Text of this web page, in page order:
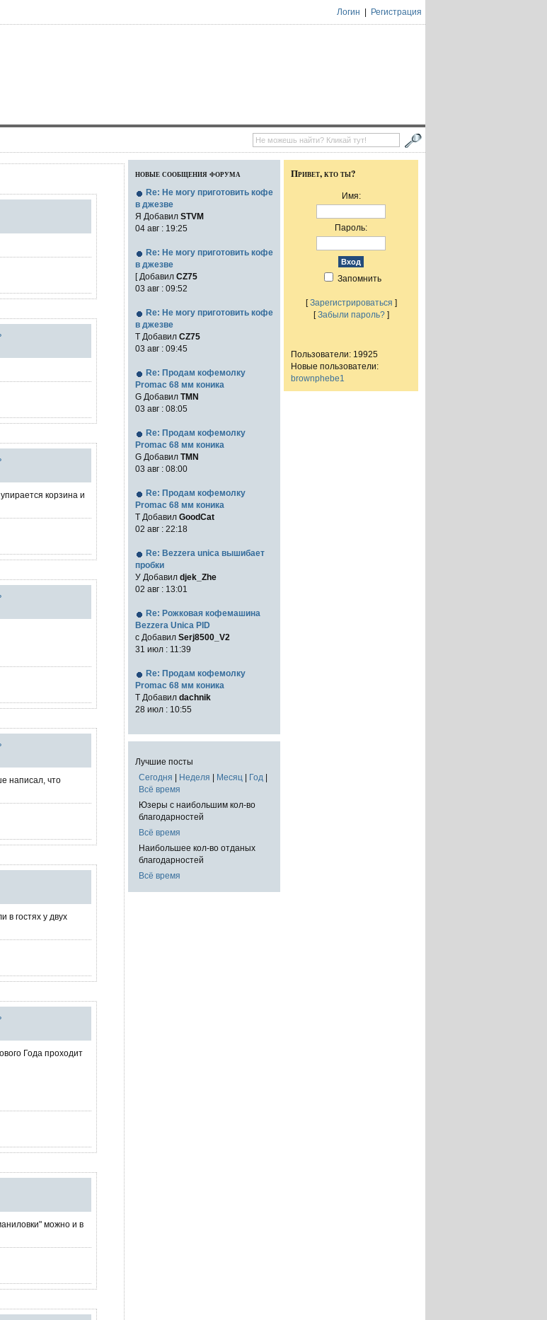
Логин Регистрация
корзина и
написал, что
в гостях у двух
Года проходит
можно и в
новые сообщения форума
Re: Не могу приготовить кофе
в джезве
Я Добавил STVM
04 авг : 19:25
Re: Не могу приготовить кофе
в джезве
[ Добавил CZ75
03 авг : 09:52
Re: Не могу приготовить кофе
в джезве
Т Добавил CZ75
03 авг : 09:45
Re: Продам кофемолку
Promac 68 мм коника
G Добавил TMN
03 авг : 08:05
Re: Продам кофемолку
Promac 68 мм коника
G Добавил TMN
03 авг : 08:00
Re: Продам кофемолку
Promac 68 мм коника
T Добавил GoodCat
02 авг : 22:18
Re: Bezzera unica вышибает
пробки
У Добавил djek_Zhe
02 авг : 13:01
Re: Рожковая кофемашина
Bezzera Unica PID
с Добавил Serj8500_V2
31 июл : 11:39
Re: Продам кофемолку
Promac 68 мм коника
T Добавил dachnik
28 июл : 10:55
Лучшие посты
Сегодня | Неделя | Месяц | Год |
Всё время
Юзеры с наибольшим кол-во
благодарностей
Всё время
Наибольшее кол-во отданых
благодарностей
Всё время
Привет, кто ты?
Имя:
Пароль:
Запомнить
[Зарегистрироваться ]
[Забыли пароль?]
Пользователи: 19925
Новые пользователи:
brownphebe1